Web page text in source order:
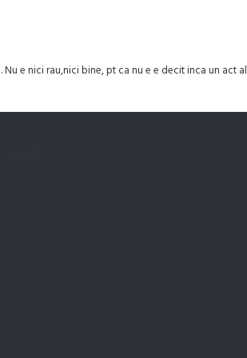
e nici rau,nici bine, pt ca nu e e decit inca un act